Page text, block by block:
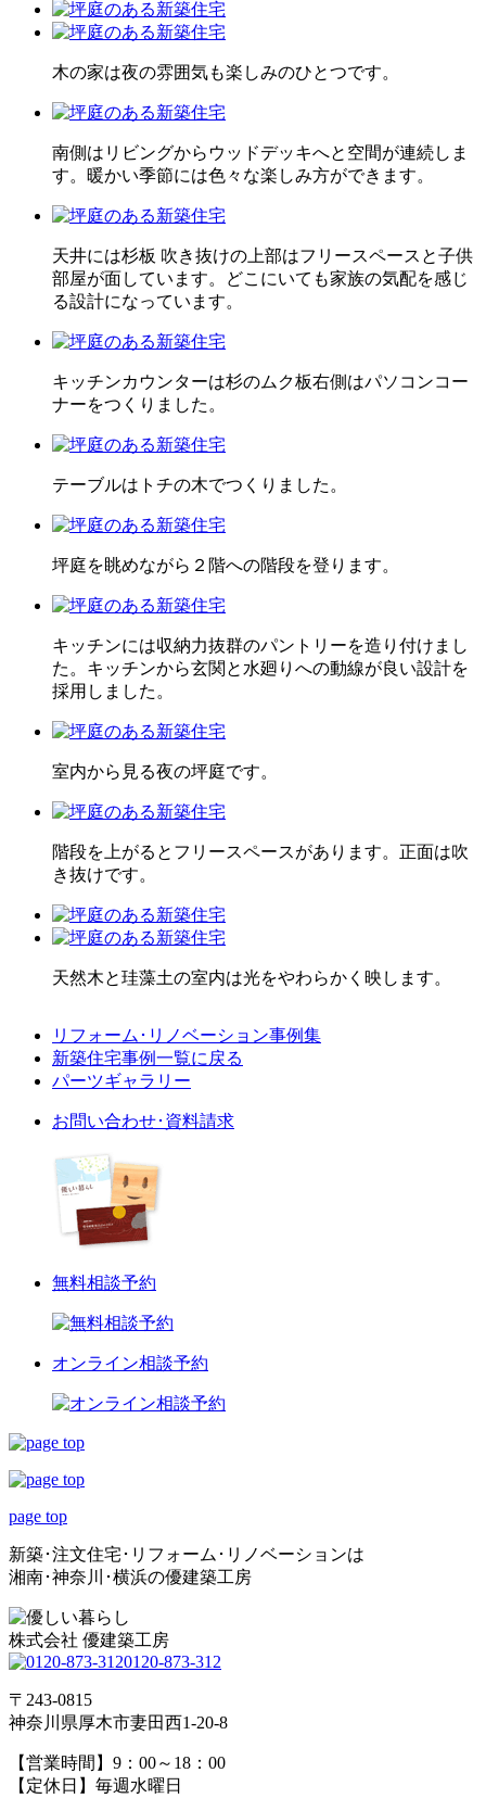
木の家は夜の雰囲気も楽しみのひとつです。
南側はリビングからウッドデッキへと空間が連続しま
す。暖かい季節には色々な楽しみ方ができます。
天井には杉板 吹き抜けの上部はフリースペースと子供
部屋が面しています。どこにいても家族の気配を感じ
る設計になっています。
キッチンカウンターは杉のムク板右側はパソコンコー
ナーをつくりました。
テーブルはトチの木でつくりました。
坪庭を眺めながら２階への階段を登ります。
キッチンには収納力抜群のパントリーを造り付けまし
た。キッチンから玄関と水廻りへの動線が良い設計を
採用しました。
室内から見る夜の坪庭です。
階段を上がるとフリースペースがあります。正面は吹
き抜けです。
天然木と珪藻土の室内は光をやわらかく映します。
リフォーム･ リノベーション事例集
新築住宅事例一覧に戻る
パーツギャラリー
お問い合わせ･資料請求
無料相談予約
オンライン相談予約
page top
新築･注文住宅･リフォーム･リノベーションは
湘南･神奈川･横浜の優建築工房
株式会社 優建築工房
0120-873-312
〒243-0815
神奈川県厚木市妻田西1-20-8
【営業時間】9：00～18：00
【定休日】毎週水曜日